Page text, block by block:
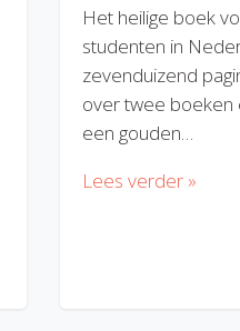
Het heilige boek
studenten in
zevenduizend
over twee boeken
een gouden…
Lees verder »